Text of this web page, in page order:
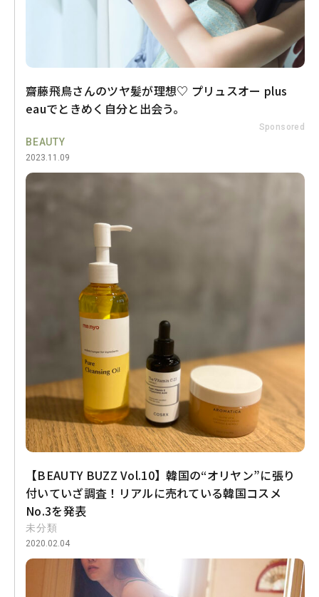
齋藤飛鳥さんのツヤ髪が理想♡ プリュスオー plus
eauでときめく自分と出会う。
Sponsored
BEAUTY
2023.11.09
【BEAUTY BUZZ Vol.10】韓国の“オリヤン”に張り
付いていざ調査！リアルに売れている韓国コスメ
No.3を発表
未分類
2020.02.04